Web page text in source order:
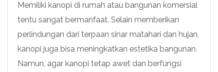
Memiliki kanopi di rumah atau bangunan komersial
tentu sangat bermanfaat. Selain memberikan
perlindungan dari terpaan sinar matahari dan hujan,
kanopi juga bisa meningkatkan estetika bangunan.
Namun, agar kanopi tetap awet dan berfungsi